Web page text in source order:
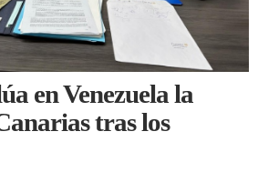
en Venezuela la
tras los